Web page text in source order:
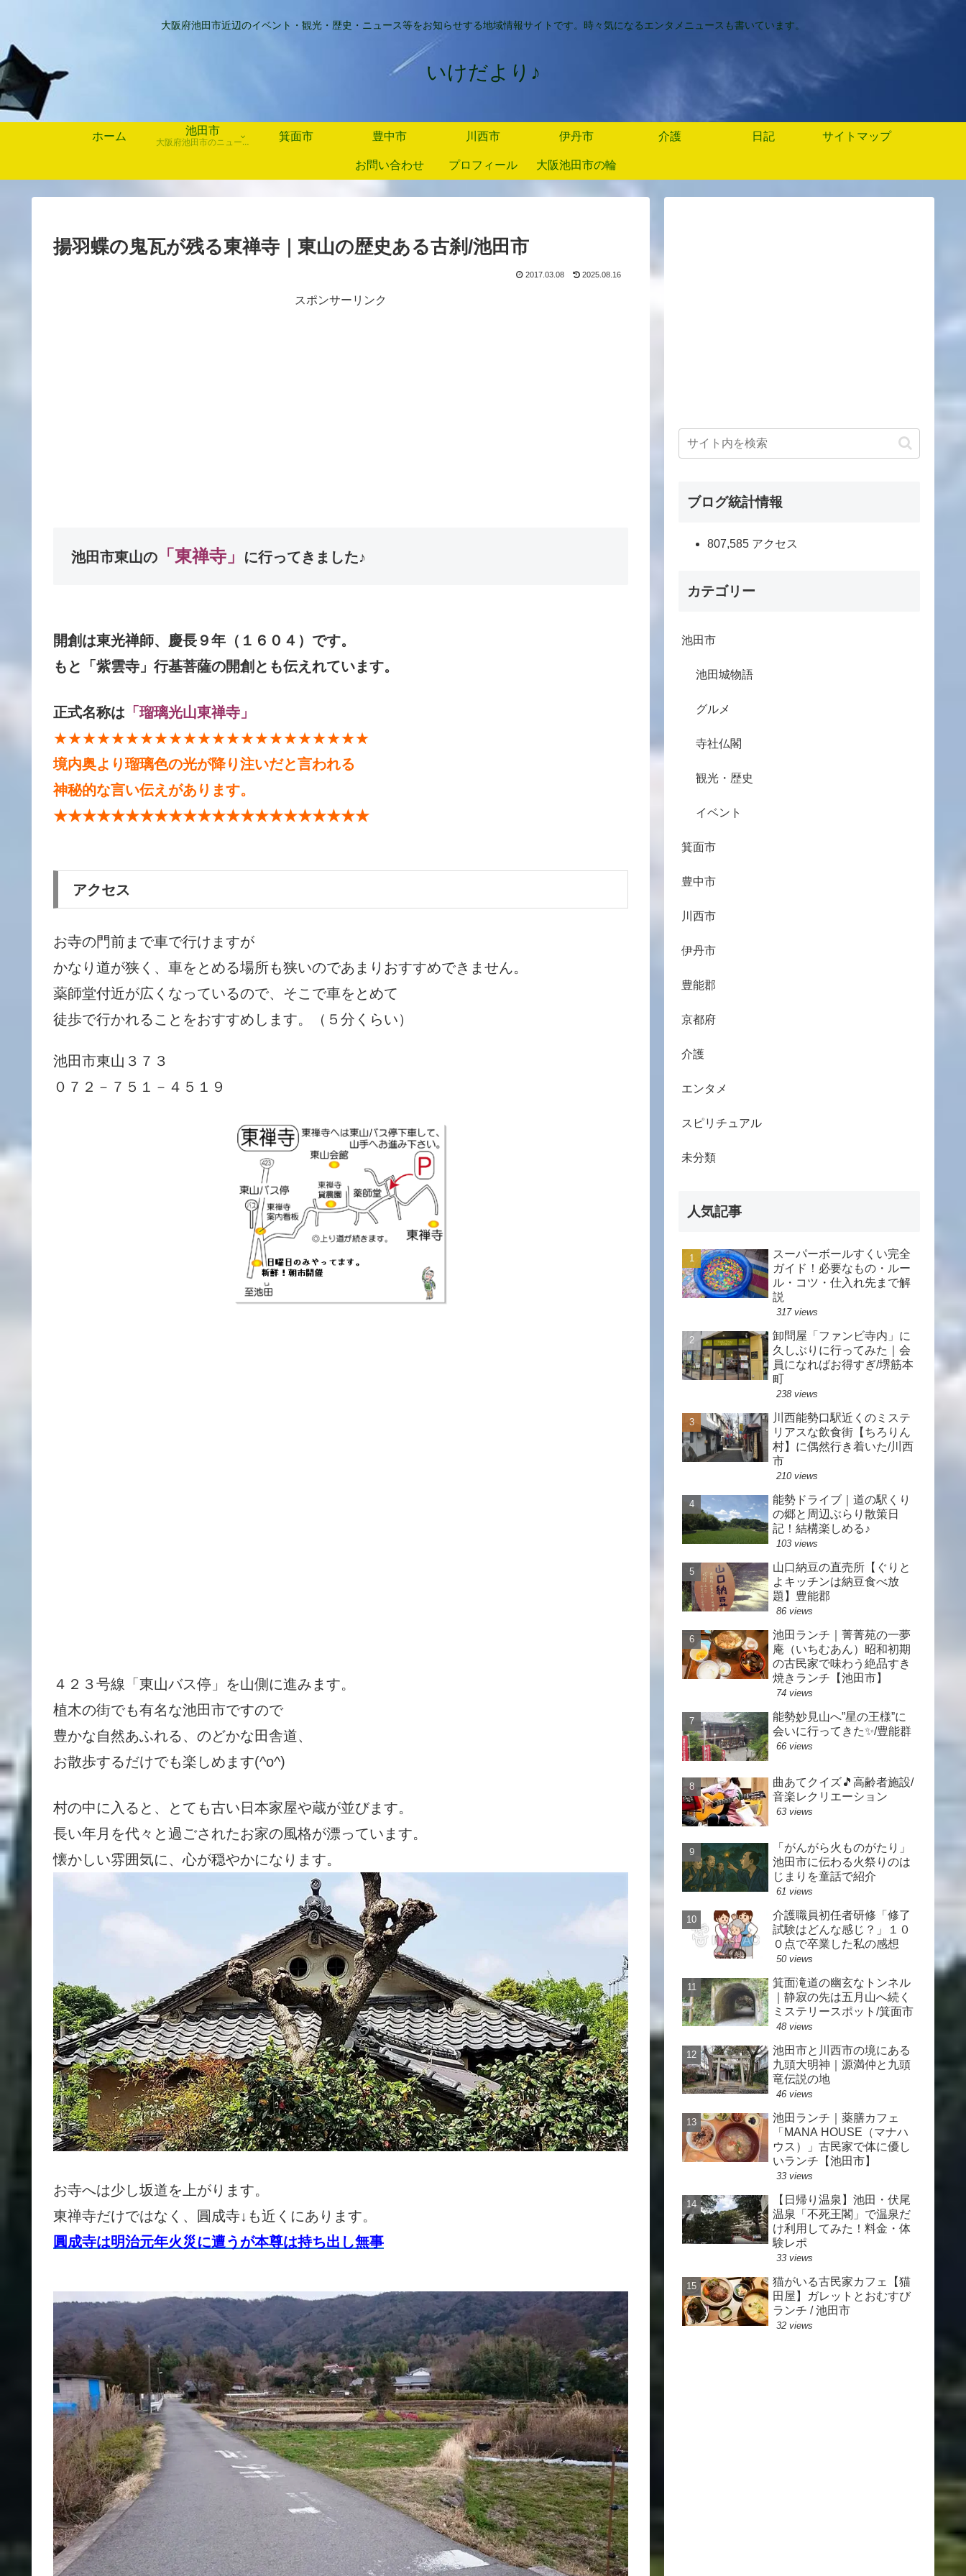
大阪府池田市近辺のイベント・観光・歴史・ニュース等をお知らせする地域情報サイトです。時々気になるエンタメニュースも書いています。
いけだより♪
ホーム
池田市
大阪府池田市のニュース、歴史や行事、お店情報など
箕面市 豊中市 川西市 伊丹市 介護 日記 サイトマップ
お問い合わせ プロフィール 大阪池田市の輪
揚羽蝶の鬼瓦が残る東禅寺｜東山の歴史ある古刹/池田市
2017.03.08 2025.08.16
スポンサーリンク
池田市東山の 「東禅寺」 に行ってきました♪
開創は東光禅師、慶長９年（１６０４）です。
もと「紫雲寺」行基菩薩の開創とも伝えれています。
正式名称は 「瑠璃光山東禅寺」
★★★★★★★★★★★★★★★★★★★★★★
境内奥より瑠璃色の光が降り注いだと言われる
神秘的な言い伝えがあります。
★★★★★★★★★★★★★★★★★★★★★★
アクセス
お寺の門前まで車で行けますが
かなり道が狭く、車をとめる場所も狭いのであまりおすすめできません。
薬師堂付近が広くなっているので、そこで車をとめて
徒歩で行かれることをおすすめします。（５分くらい）
池田市東山３７３
０７２－７５１－４５１９
４２３号線「東山バス停」を山側に進みます。
植木の街でも有名な池田市ですので
豊かな自然あふれる、のどかな田舎道、
お散歩するだけでも楽しめます(^o^)
村の中に入ると、とても古い日本家屋や蔵が並びます。
長い年月を代々と過ごされたお家の風格が漂っています。
懐かしい雰囲気に、心が穏やかになります。
お寺へは少し坂道を上がります。
東禅寺だけではなく、圓成寺↓も近くにあります。
圓成寺は明治元年火災に遭うが本尊は持ち出し無事
ブログ統計情報
807,585 アクセス
カテゴリー
池田市
池田城物語
グルメ
寺社仏閣
観光・歴史
イベント
箕面市
豊中市
川西市
伊丹市
豊能郡
京都府
介護
エンタメ
スピリチュアル
未分類
人気記事
スーパーボールすくい完全
ガイド！必要なもの・ルー
ル・コツ・仕入れ先まで解
説
317 views
卸問屋「ファンビ寺内」に
久しぶりに行ってみた｜会
員になればお得すぎ/堺筋本
町
238 views
川西能勢口駅近くのミステ
リアスな飲食街【ちろりん
村】に偶然行き着いた/川西
市
210 views
能勢ドライブ｜道の駅くり
の郷と周辺ぶらり散策日
記！結構楽しめる♪
103 views
山口納豆の直売所【ぐりと
よキッチンは納豆食べ放
題】豊能郡
86 views
池田ランチ｜菁菁苑の一夢
庵（いちむあん）昭和初期
の古民家で味わう絶品すき
焼きランチ【池田市】
74 views
能勢妙見山へ”星の王様”に
会いに行ってきた✨/豊能群
66 views
曲あてクイズ🎵高齢者施設/
音楽レクリエーション
63 views
「がんがら火ものがたり」
池田市に伝わる火祭りのは
じまりを童話で紹介
61 views
介護職員初任者研修「修了
試験はどんな感じ？」１０
０点で卒業した私の感想
50 views
箕面滝道の幽玄なトンネル
｜静寂の先は五月山へ続く
ミステリースポット/箕面市
48 views
池田市と川西市の境にある
九頭大明神｜源満仲と九頭
竜伝説の地
46 views
池田ランチ｜薬膳カフェ
「MANA HOUSE（マナハ
ウス）」古民家で体に優し
いランチ【池田市】
33 views
【日帰り温泉】池田・伏尾
温泉「不死王閣」で温泉だ
け利用してみた！料金・体
験レポ
33 views
猫がいる古民家カフェ【猫
田屋】ガレットとおむすび
ランチ / 池田市
32 views